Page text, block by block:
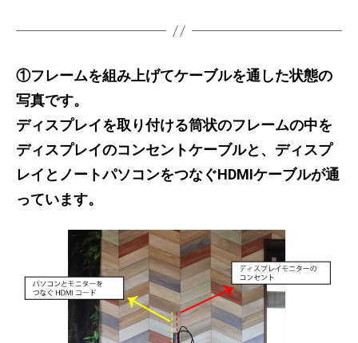
①フレームを組み上げてケーブルを通した状態の
写真です。
ディスプレイを取り付ける筒状のフレームの中を
ディスプレイのコンセントケーブルと、ディスプ
レイとノートパソコンをつなぐHDMIケーブルが通
っています。